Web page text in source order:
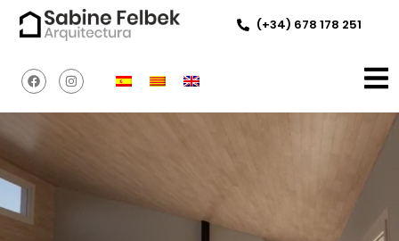
(+34) 678 178 251